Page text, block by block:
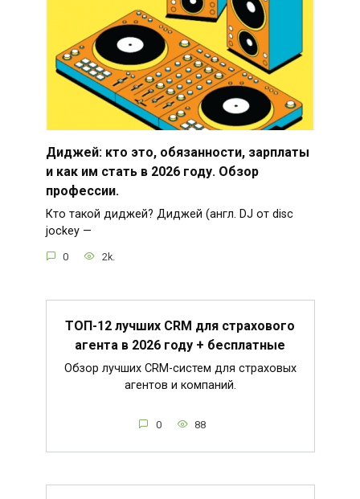
Диджей: кто это, обязанности, зарплаты
и как им стать в 2026 году. Обзор
профессии.
Кто такой диджей? Диджей (англ. DJ от disc
jockey —
0 2k.
ТОП-12 лучших CRM для страхового
агента в 2026 году + бесплатные
Обзор лучших CRM-систем для страховых
агентов и компаний.
0 88